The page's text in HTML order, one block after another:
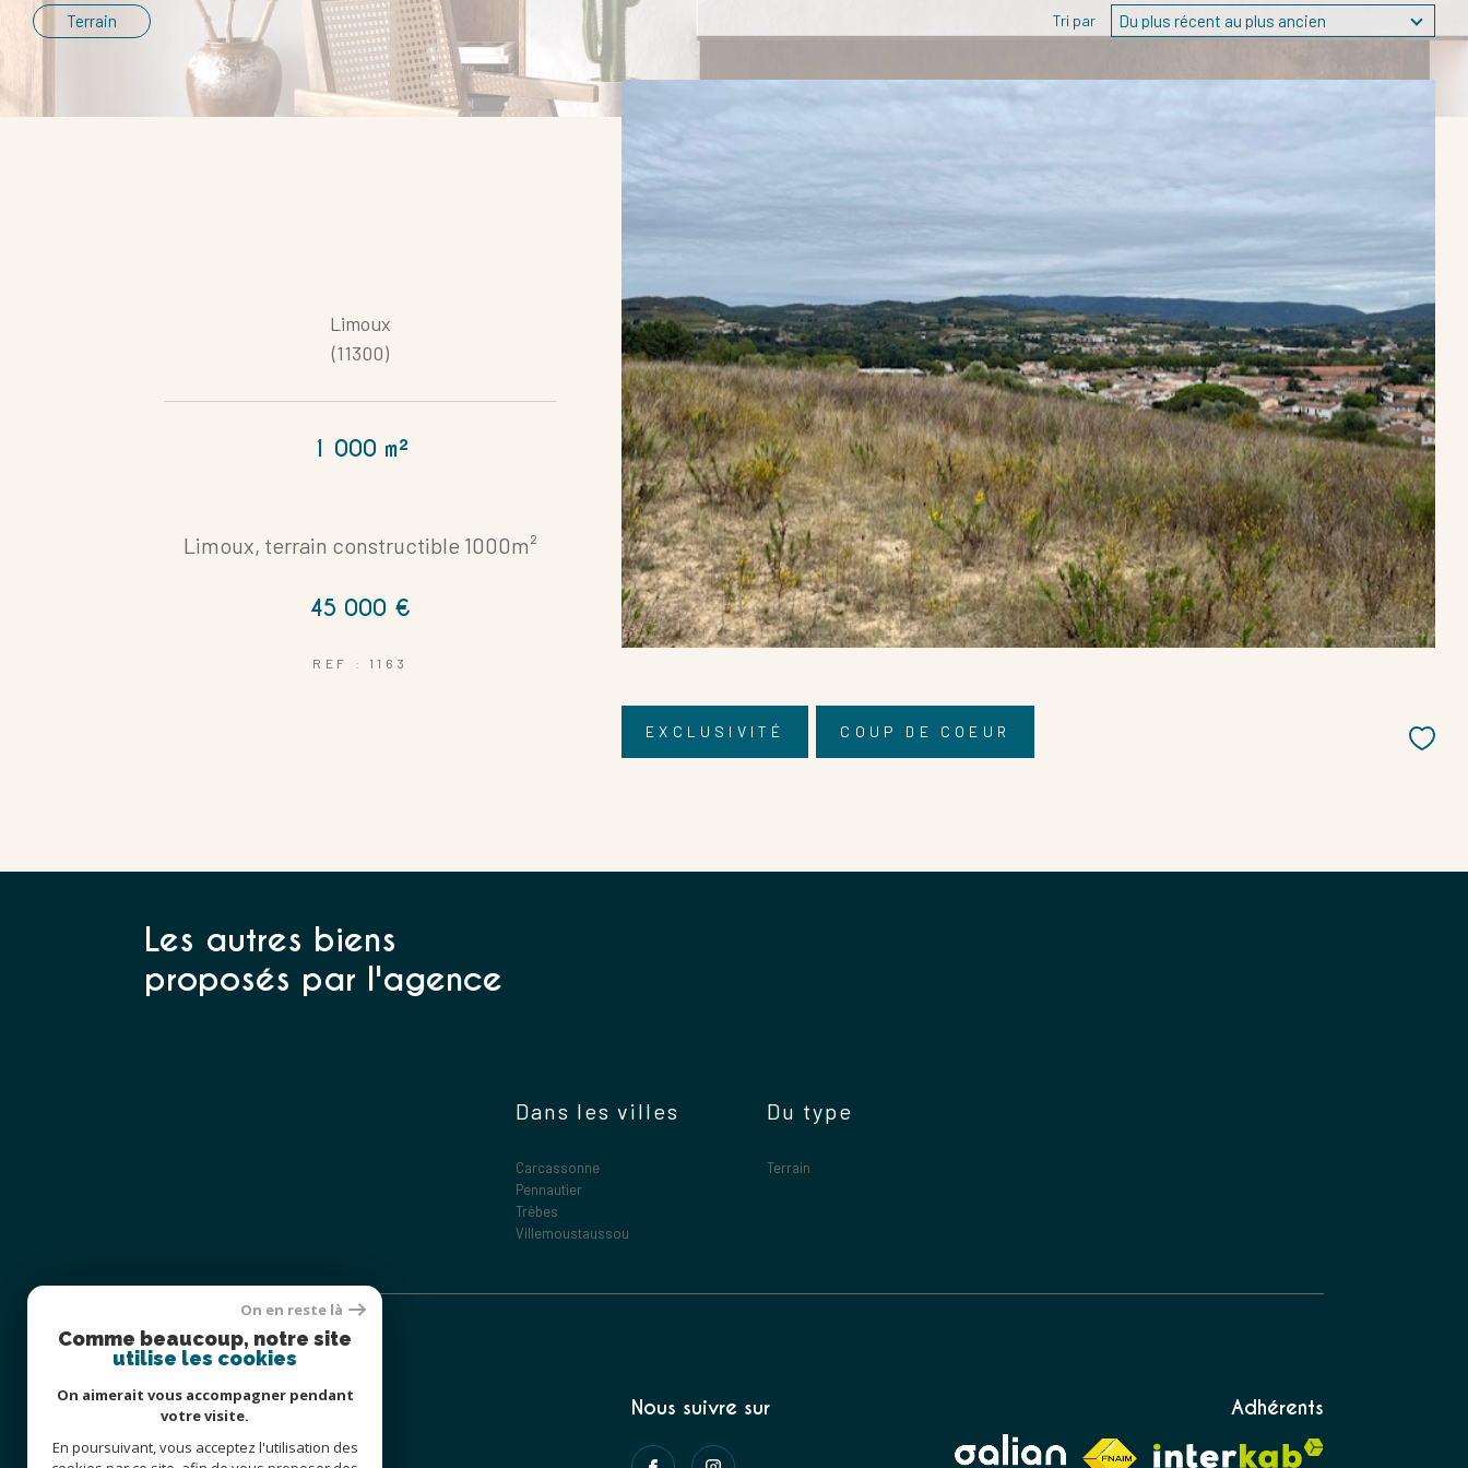
Terrain Tri par Du plus récent au plus ancien
Limoux
(11300)
1 000 m²
Limoux, terrain constructible 1000m²
45 000 €
REF : 1163
EXCLUSIVITÉ COUP DE COEUR
Les autres biens
proposés par l'agence
Dans les villes
Carcassonne
Pennautier
Trèbes
Villemoustaussou
Du type
Terrain
HUMAN IMMOBILIER
0677954882
Nous suivre sur Adhérents
On en reste là
Comme beaucoup, notre site
utilise les cookies
On aimerait vous accompagner pendant
votre visite.
En poursuivant, vous acceptez l'utilisation des
AFFINER LES CRITÈRES
Terrasse Parking Piscine
FILTRER PAR
Coups de coeur Exclusivités Nouveautés
RECHERCHER